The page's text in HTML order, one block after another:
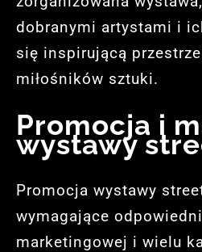
dobranymi artystami i
się inspirującą
miłośników sztuki.
Promocja i
wystawy
Promocja wystawy
wymagające
marketingowej i wielu